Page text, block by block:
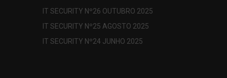
IT SECURITY Nº26 OUTUBRO 2025
IT SECURITY Nº25 AGOSTO 2025
IT SECURITY Nº24 JUNHO 2025